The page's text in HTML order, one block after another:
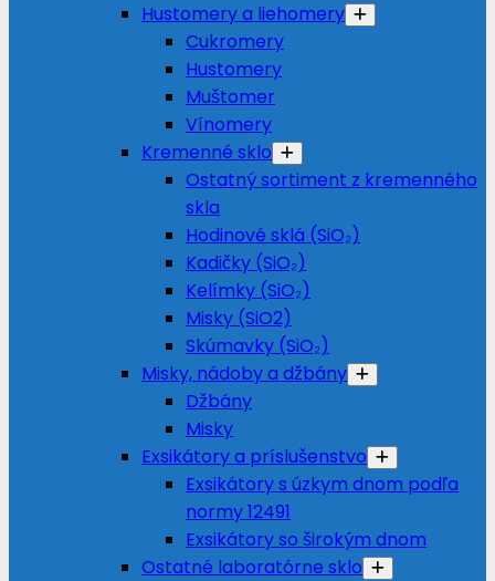
Hustomery a liehomery
Cukromery
Hustomery
Muštomer
Vínomery
Kremenné sklo
Ostatný sortiment z kremenného
skla
Hodinové sklá (SiO₂)
Kadičky (SiO₂)
Kelímky (SiO₂)
Misky (SiO2)
Skúmavky (SiO₂)
Misky, nádoby a džbány
Džbány
Misky
Exsikátory a príslušenstvo
Exsikátory s úzkym dnom podľa
normy 12491
Exsikátory so širokým dnom
Ostatné laboratórne sklo